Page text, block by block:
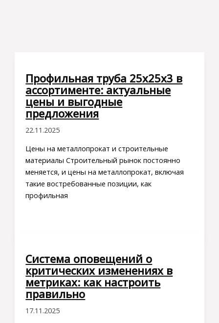
Профильная труба 25х25х3 в
ассортименте: актуальные
цены и выгодные
предложения
22.11.2025
Цены на металлопрокат и строительные
материалы Строительный рынок постоянно
меняется, и цены на металлопрокат, включая
такие востребованные позиции, как
профильная
Система оповещений о
критических изменениях в
метриках: как настроить
правильно
17.11.2025